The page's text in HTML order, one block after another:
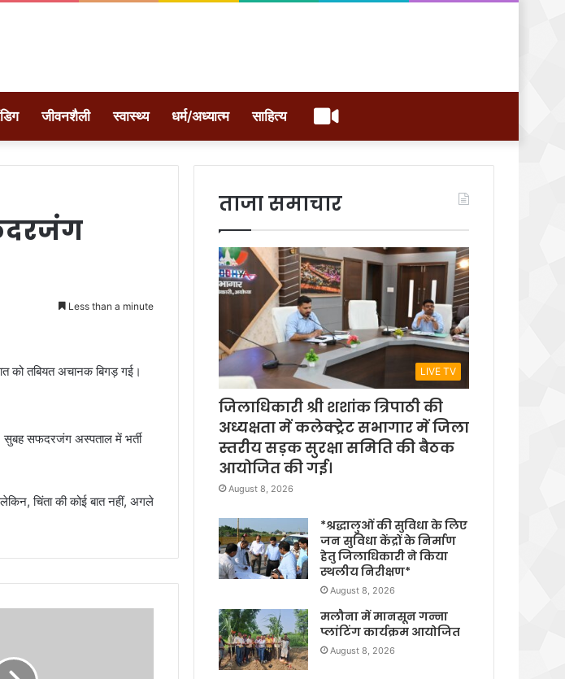
जीवनशैली स्वास्थ्य धर्म/अध्यात्म साहित्य वीडियो
Less than a minute
को तबियत अचानक बिगड़ गई।
सुबह सफदरजंग अस्पताल में भर्ती
चिंता की कोई बात नहीं, अगले
ताजा समाचार
LIVE TV
जिलाधिकारी श्री शशांक त्रिपाठी की
अध्यक्षता में कलेक्ट्रेट सभागार में जिला
स्तरीय सड़क सुरक्षा समिति की बैठक
आयोजित की गई।
August 8, 2026
*श्रद्धालुओं की सुविधा के लिए
जन सुविधा केंद्रों के निर्माण
हेतु जिलाधिकारी ने किया
स्थलीय निरीक्षण*
August 8, 2026
मलौना में मानसून गन्ना
प्लांटिंग कार्यक्रम आयोजित
August 8, 2026